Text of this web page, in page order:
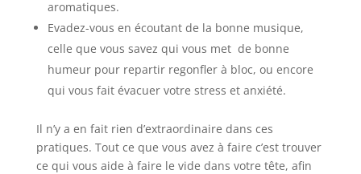
aromatiques.
Evadez-vous en écoutant de la bonne musique,
celle que vous savez qui vous met de bonne
humeur pour repartir regonfler à bloc, ou encore
qui vous fait évacuer votre stress et anxiété.
Il n’y a en fait rien d’extraordinaire dans ces
pratiques. Tout ce que vous avez à faire c’est trouver
ce qui vous aide à faire le vide dans votre tête, afin